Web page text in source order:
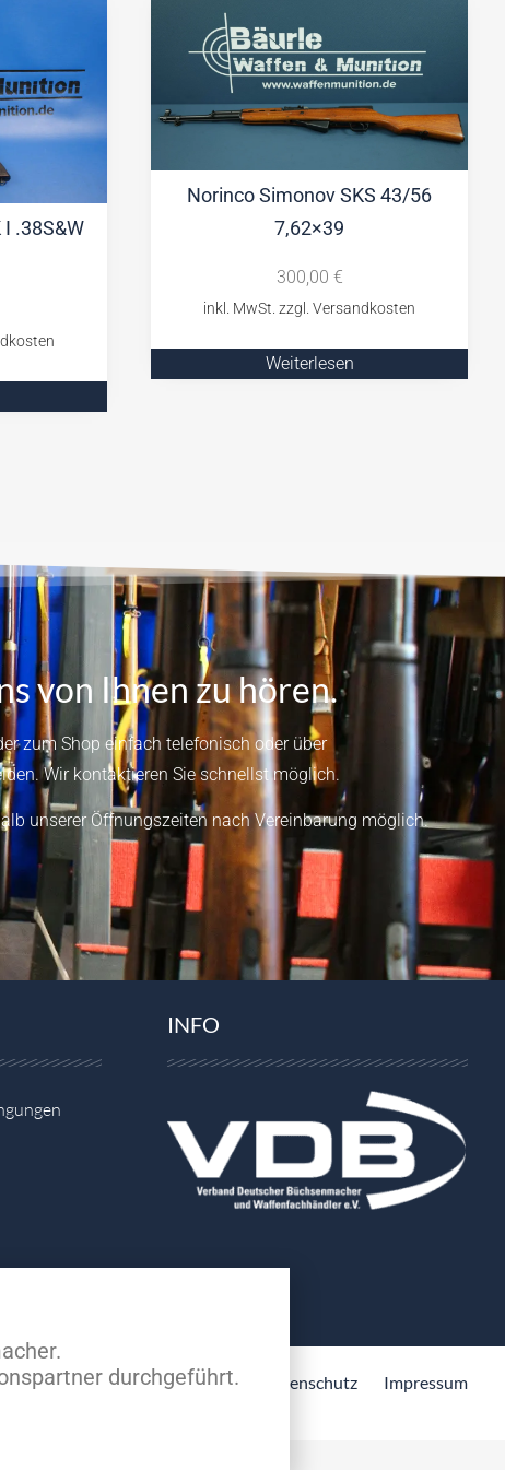
.38S&W
Norinco Simonov SKS 43/56
7,62×39
300,00 €
Weiterlesen
von Ihnen zu hören.
zum Shop einfach telefonisch oder über
Wir kontaktieren Sie schnellst möglich.
unserer Öffnungszeiten nach Vereinbarung möglich.
INFO
Datenschutz Impressum
durchgeführt.